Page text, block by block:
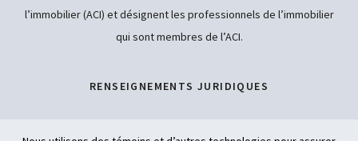
RENSEIGNEMENTS JURIDIQUES
l’immobilier (ACI) et désignent les professionnels de l’immobilier
qui sont membres de l’ACI.